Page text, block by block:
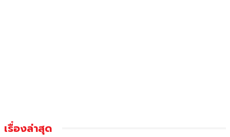
เรื่องล่าสุด